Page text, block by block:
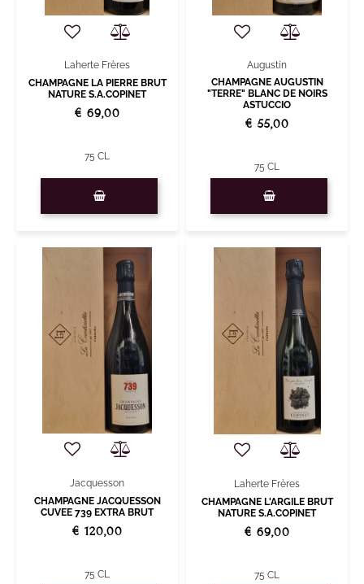
Laherte Frères
CHAMPAGNE LA PIERRE BRUT
NATURE S.A.COPINET
€ 69,00
75 CL
Augustin
CHAMPAGNE AUGUSTIN
"TERRE" BLANC DE NOIRS
ASTUCCIO
€ 55,00
75 CL
Jacquesson
CHAMPAGNE JACQUESSON
CUVEE 739 EXTRA BRUT
€ 120,00
75 CL
Laherte Frères
CHAMPAGNE L'ARGILE BRUT
NATURE S.A.COPINET
€ 69,00
75 CL